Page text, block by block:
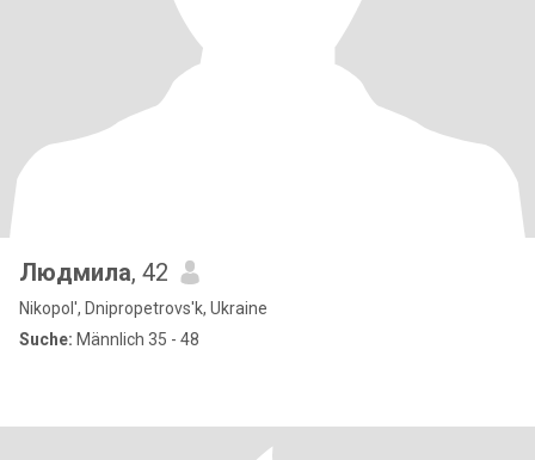
Людмила, 42
Nikopol', Dnipropetrovs'k, Ukraine
Suche: Männlich 35 - 48